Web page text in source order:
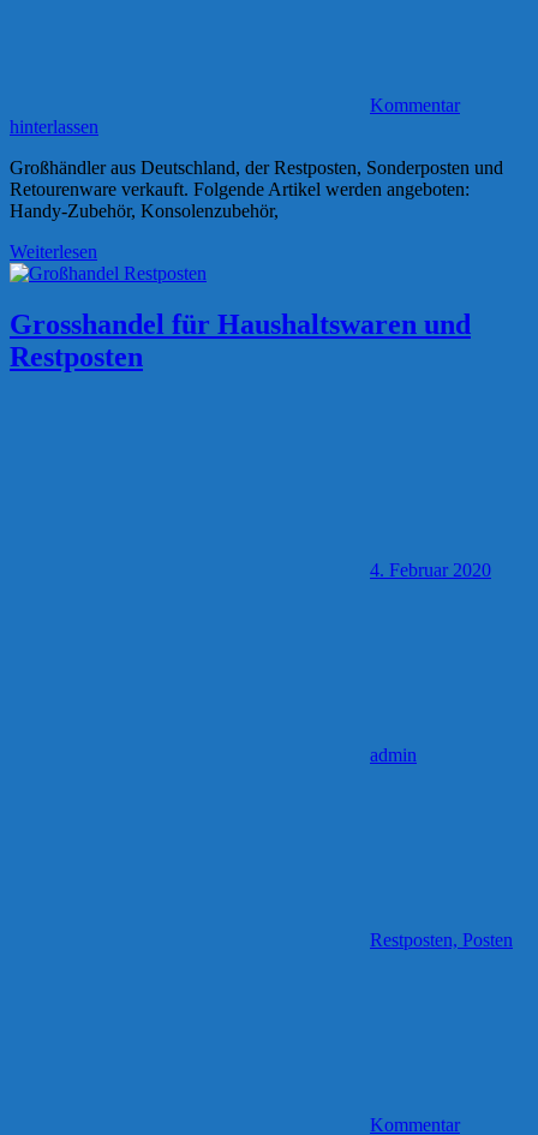
Kommentar
hinterlassen
Großhändler aus Deutschland, der Restposten, Sonderposten und
Retourenware verkauft. Folgende Artikel werden angeboten:
Handy-Zubehör, Konsolenzubehör,
Weiterlesen
Grosshandel für Haushaltswaren und
Restposten
4. Februar 2020
admin
Restposten, Posten
Kommentar